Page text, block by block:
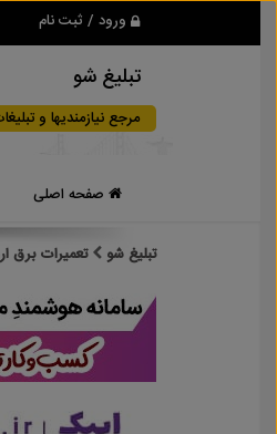
ورود / ثبت نام
تبلیغ شو
مرجع نیازمندیها و
صفحه اصلی
تبلیغ شو تعمیرات برق